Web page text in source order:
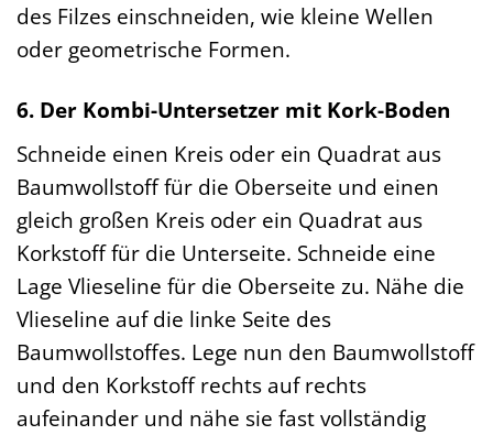
des Filzes einschneiden, wie kleine Wellen
oder geometrische Formen.
6. Der Kombi-Untersetzer mit Kork-Boden
Schneide einen Kreis oder ein Quadrat aus
Baumwollstoff für die Oberseite und einen
gleich großen Kreis oder ein Quadrat aus
Korkstoff für die Unterseite. Schneide eine
Lage Vlieseline für die Oberseite zu. Nähe die
Vlieseline auf die linke Seite des
Baumwollstoffes. Lege nun den Baumwollstoff
und den Korkstoff rechts auf rechts
aufeinander und nähe sie fast vollständig